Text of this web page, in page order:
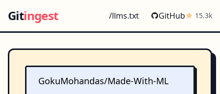
Gitingest /llms.txt GitHub 15.3k